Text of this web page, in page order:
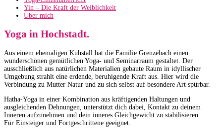
Yin – Die Kraft der Weiblichkeit
Über mich
Yoga in Hochstadt.
Aus einem ehemaligen Kuhstall hat die Familie Grenzebach einen
wunderschönen gemütlichen Yoga- und Seminarraum gestaltet. Der
ausschließlich aus natürlichen Materialien gebaute Raum in idyllischer
Umgebung strahlt eine erdende, beruhigende Kraft aus. Hier wird die
Verbindung zu Mutter Natur und zu sich selbst auf besondere Art spürbar.
Hatha-Yoga in einer Kombination aus kräftigenden Haltungen und
ausgleichenden Dehnungen, unterstützt dich dabei, Kontakt zu deinem
Inneren aufzunehmen und dein inneres Gleichgewicht zu stabilisieren.
Für Einsteiger und Fortgeschrittene geeignet.